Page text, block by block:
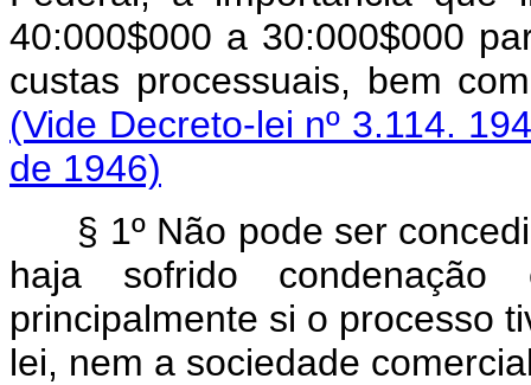
40:000$000 a 30:000$000
custas processuais,
(Vide Decreto-lei nº 3.114.
de 1946)
§ 1º Não pode ser
haja sofrido condenação
principalmente si o processo
lei, nem a sociedade